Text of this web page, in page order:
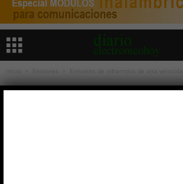
Emisores Emisores de infrarrojos de alta velocidad